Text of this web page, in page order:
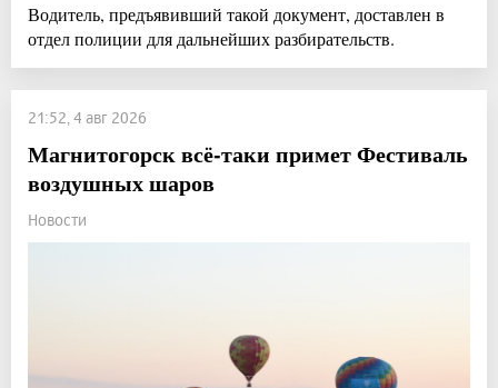
Водитель, предъявивший такой документ, доставлен в
отдел полиции для дальнейших разбирательств.
21:52, 4 авг 2026
Магнитогорск всё-таки примет Фестиваль
воздушных шаров
Новости